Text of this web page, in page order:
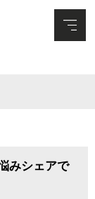
みシェアで